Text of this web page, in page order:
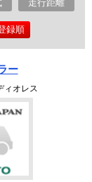
走行距離
録順
ー
ィオレス